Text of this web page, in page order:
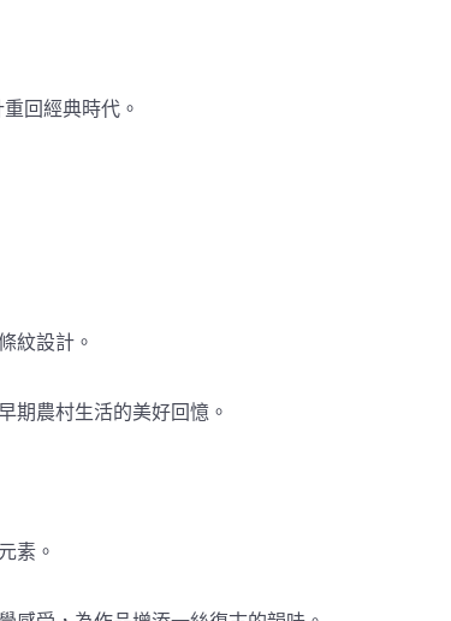
回經典時代。
紋設計。
期農村生活的美好回憶。
素。